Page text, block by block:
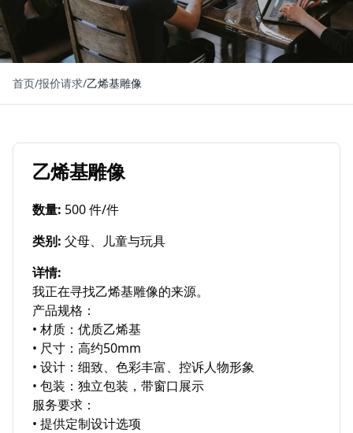
首页/报价请求/乙烯基雕像
乙烯基雕像
数量: 500 件/件
类别: 父母、儿童与玩具
详情:
我正在寻找乙烯基雕像的来源。
产品规格：
• 材质：优质乙烯基
• 尺寸：高约50mm
• 设计：细致、色彩丰富、控诉人物形象
• 包装：独立包装，带窗口展示
服务要求：
• 提供定制设计选项